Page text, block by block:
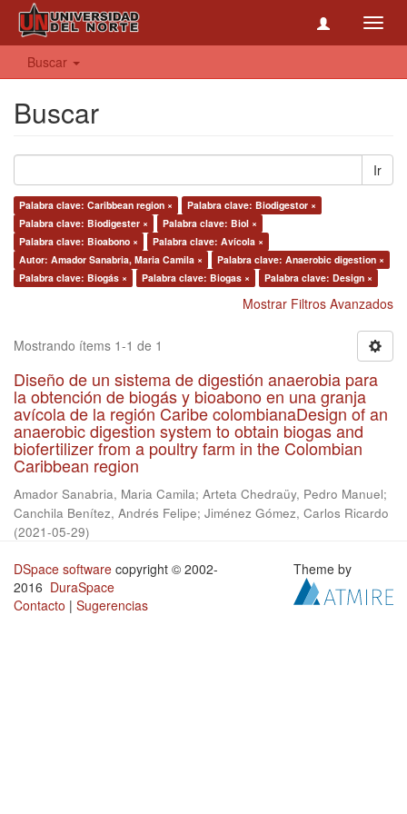
Buscar
Buscar
Ir
Palabra clave: Caribbean region ×
Palabra clave: Biodigestor ×
Palabra clave: Biodigester ×
Palabra clave: Biol ×
Palabra clave: Bioabono ×
Palabra clave: Avícola ×
Autor: Amador Sanabria, Maria Camila ×
Palabra clave: Anaerobic digestion ×
Palabra clave: Biogás ×
Palabra clave: Biogas × Palabra clave: Design ×
Mostrar Filtros Avanzados
Mostrando ítems 1-1 de 1
Diseño de un sistema de digestión anaerobia para
la obtención de biogás y bioabono en una granja
avícola de la región Caribe colombianaDesign of an
anaerobic digestion system to obtain biogas and
biofertilizer from a poultry farm in the Colombian
Caribbean region
Amador Sanabria, Maria Camila; Arteta Chedraüy, Pedro Manuel;
Canchila Benítez, Andrés Felipe; Jiménez Gómez, Carlos Ricardo
(2021-05-29)
DSpace software copyright © 2002-
2016 DuraSpace
Contacto | Sugerencias
Theme by